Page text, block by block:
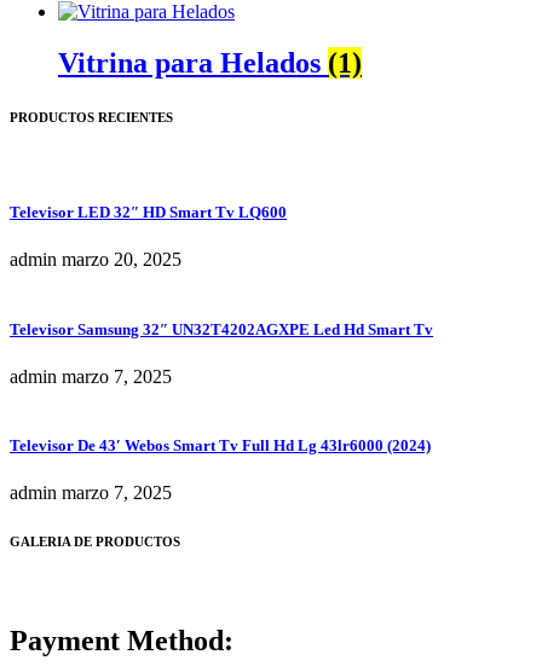
Vitrina para Helados (1)
PRODUCTOS RECIENTES
Televisor LED 32″ HD Smart Tv LQ600
admin marzo 20, 2025
Televisor Samsung 32″ UN32T4202AGXPE Led Hd Smart Tv
admin marzo 7, 2025
Televisor De 43′ Webos Smart Tv Full Hd Lg 43lr6000 (2024)
admin marzo 7, 2025
GALERIA DE PRODUCTOS
Payment Method: